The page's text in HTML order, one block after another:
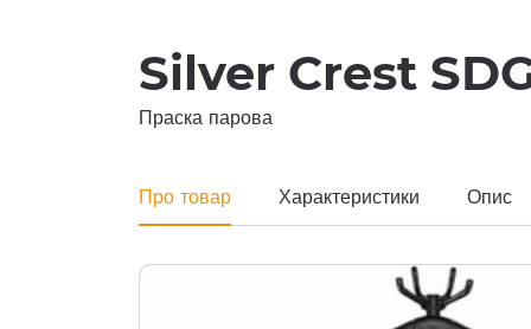
Silver Crest
Праска парова
Про товар Характеристики Опис